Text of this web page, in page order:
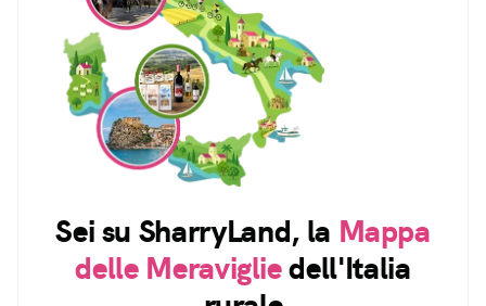
Sei su SharryLand, la Mappa
delle Meravigliedell'Italia